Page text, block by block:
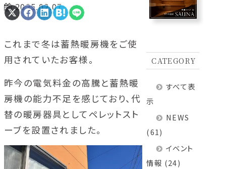
2025.02.07
Share
(Twitter)
ShareShare
on
Share
on
Share
on
これまで冬は蓄熱暖房機をご使
用されていたお客様。
昨今の電気料金の高騰と蓄熱暖
房機の能力不足を感じており、代
替の暖房器具としてペレットスト
ーブを設置されました。
CATEGORY
すべて表
示
NEWS
(61)
イベント
情報 (24)